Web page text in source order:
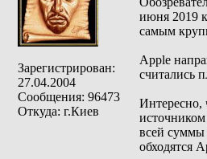
Зарегистрирован:
27.04.2004
Сообщения: 96473
Откуда: г.Киев
июня 2019
самым
Apple
считались
Интересно,
всей суммы
обходятся